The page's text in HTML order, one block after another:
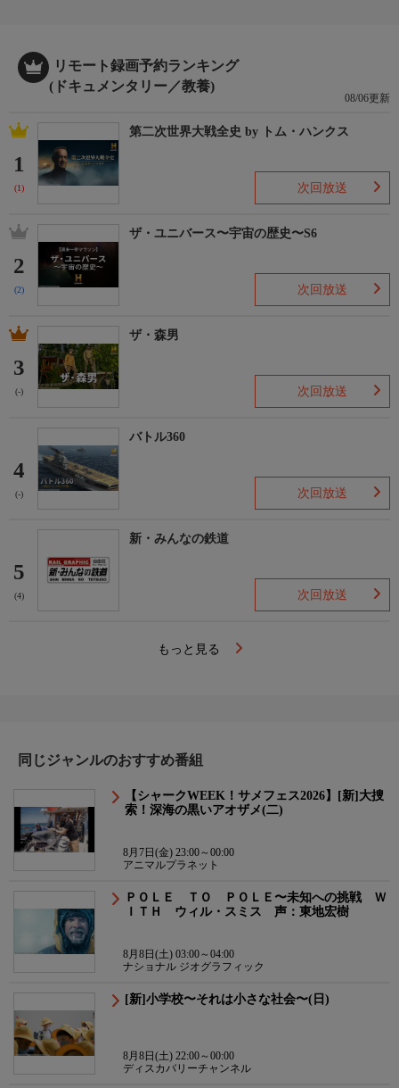
リモート録画予約ランキング
(ドキュメンタリー／教養)
08/06更新
1
(1)
第二次世界大戦全史 by トム・ハンクス
次回放送
2
(2)
ザ・ユニバース〜宇宙の歴史〜S6
次回放送
3
(-)
ザ・森男
次回放送
4
(-)
バトル360
次回放送
5
(4)
新・みんなの鉄道
次回放送
もっと見る
同じジャンルのおすすめ番組
【シャークWEEK！サメフェス2026】[新]大捜
索！深海の黒いアオザメ(二)
8月7日(金) 23:00～00:00
アニマルプラネット
ＰＯＬＥ ＴＯ ＰＯＬＥ〜未知への挑戦 Ｗ
ＩＴＨ ウィル・スミス 声：東地宏樹
8月8日(土) 03:00～04:00
ナショナル ジオグラフィック
[新]小学校〜それは小さな社会〜(日)
8月8日(土) 22:00～00:00
ディスカバリーチャンネル